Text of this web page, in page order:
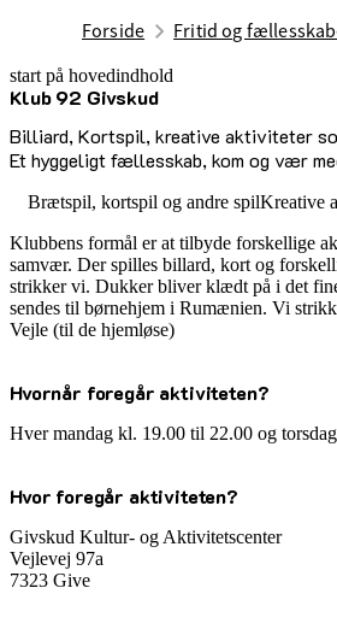
Forside Fritid og
start på hovedindhold
Klub 92 Givskud
Billiard, Kortspil, kreative aktiviteter
Et hyggeligt fællesskab, kom og vær
senest opdateret 2. juli 2026
Brætspil, kortspil og andre spilKreative
Klubbens formål er at tilbyde forskellige
samvær. Der spilles billard, kort og
strikker vi. Dukker bliver klædt på i det
sendes til børnehjem i Rumænien. Vi
Vejle (til de hjemløse)
Hvornår foregår aktiviteten?
Hver mandag kl. 19.00 til 22.00 og
Hvor foregår aktiviteten?
Givskud Kultur- og Aktivitetscenter
Vejlevej 97a
7323 Give